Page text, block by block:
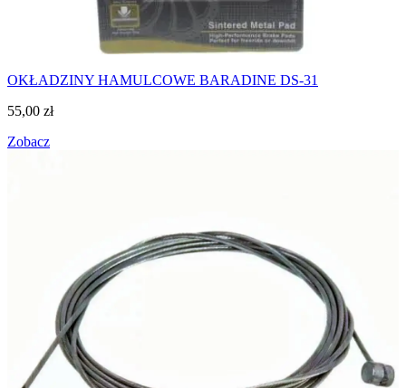
OKŁADZINY HAMULCOWE BARADINE DS-31
55,00 zł
Zobacz